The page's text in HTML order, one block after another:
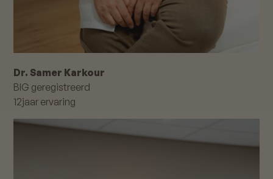
Dr. Samer Karkour
BIG geregistreerd
12jaar ervaring